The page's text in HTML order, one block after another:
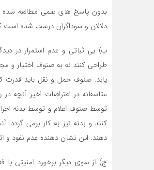
بدون پاسخ های علمی مطالعه شده
دلالان و سوداگران درست شده است
ب) بی ثباتی و عدم استمرار در
طراحی کنند نه به صنوف اختیار و
یابد. صنوف حمل و نقل باید قدرت
متاسفانه در اعتراضات اخیر آنچه
توسط صنوف اعلام و توسط بدنه
کنند و بدنه نیز به کار برمی
دهند. این نشان دهنده عدم نفود و
ج) از سوی دیگر برخورد امنیتی